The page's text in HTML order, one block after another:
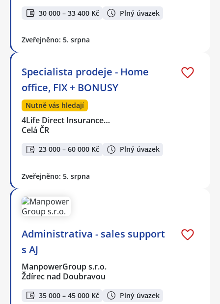
30 000 – 33 400 Kč Plný úvazek
Zveřejněno: 5. srpna
Specialista prodeje - Home
office, FIX + BONUSY
Nutně vás hledají
4Life Direct Insurance…
Celá ČR
23 000 – 60 000 Kč Plný úvazek
Zveřejněno: 5. srpna
Administrativa - sales support
s AJ
ManpowerGroup s.r.o.
Ždírec nad Doubravou
35 000 – 45 000 Kč Plný úvazek